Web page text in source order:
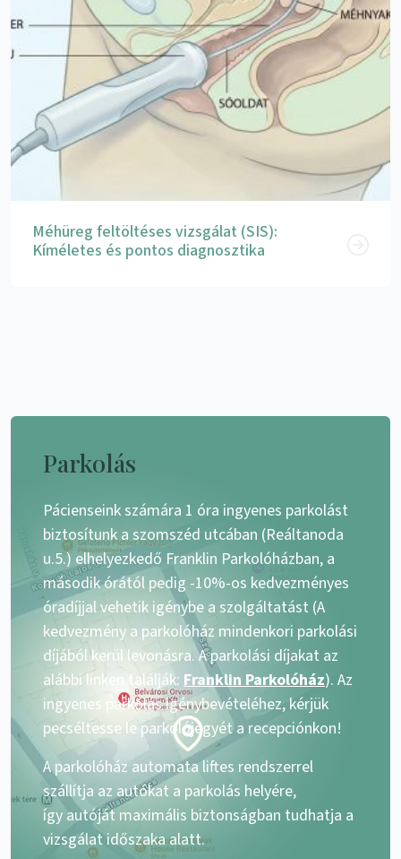
Méhüreg feltöltéses vizsgálat (SIS):
Kíméletes és pontos diagnosztika
Parkolás
Pácienseink számára 1 óra ingyenes parkolást
biztosítunk a szomszéd utcában (Reáltanoda
u.5.) elhelyezkedő Franklin Parkolóházban, a
második órától pedig -10%-os kedvezményes
óradíjjal vehetik igénybe a szolgáltatást (A
kedvezmény a parkolóház mindenkori parkolási
díjából kerül levonásra. A parkolási díjakat az
alábbi linken találják: Franklin Parkolóház). Az
ingyenes parkolás igénybevételéhez, kérjük
pecséltesse le parkolójegyét a recepciónkon!
A parkolóház automata liftes rendszerrel
szállítja az autókat a parkolás helyére,
így autóját maximális biztonságban tudhatja a
vizsgálat időszaka alatt.